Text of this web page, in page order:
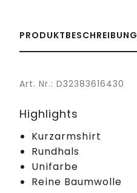
PRODUKTBESCHREIBUNG
Art. Nr.: D32383616430
Highlights
Kurzarmshirt
Rundhals
Unifarbe
Reine Baumwolle